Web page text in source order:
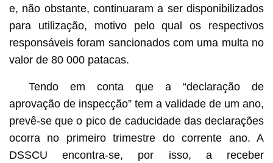
e, não obstante, continuaram a ser disponibilizados
para utilização, motivo pelo qual os respectivos
responsáveis foram sancionados com uma multa no
valor de 80 000 patacas.
Tendo em conta que a “declaração de
aprovação de inspecção” tem a validade de um ano,
prevê-se que o pico de caducidade das declarações
ocorra no primeiro trimestre do corrente ano. A
DSSCU encontra-se, por isso, a receber